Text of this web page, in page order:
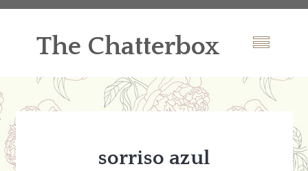
The Chatterbox
sorriso azul